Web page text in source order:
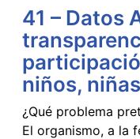
41 – Datos
niños,
¿Qué problema
El organismo, a la